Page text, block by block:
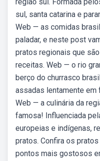
sul, santa catarina e
Web — as comidas
paladar, e neste post
pratos regionais que
receitas. Web — o rio
berço do churrasco
assadas lentamente em
Web — a culinária da
famosa! Influenciada
europeias e indígenas,
pratos. Confira os
pontos mais gostosos